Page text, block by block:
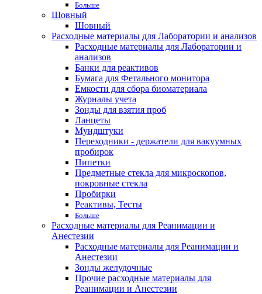
Больше
Шовный
Шовный
Расходные материалы для Лаборатории и анализов
Расходные материалы для Лаборатории и
анализов
Банки для реактивов
Бумага для Фетального монитора
Емкости для сбора биоматериала
Журналы учета
Зонды для взятия проб
Ланцеты
Мундштуки
Переходники - держатели для вакуумных
пробирок
Пипетки
Предметные стекла для микроскопов,
покровные стекла
Пробирки
Реактивы, Тесты
Больше
Расходные материалы для Реанимации и
Анестезии
Расходные материалы для Реанимации и
Анестезии
Зонды желудочные
Прочие расходные материалы для
Реанимации и Анестезии